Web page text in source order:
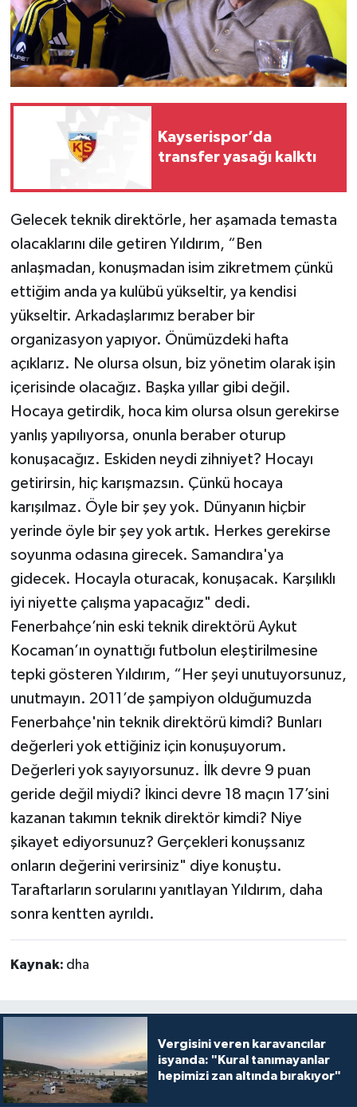
Kayserispor’da
transfer yasağı kalktı
Gelecek teknik direktörle, her aşamada temasta
olacaklarını dile getiren Yıldırım, “Ben
anlaşmadan, konuşmadan isim zikretmem çünkü
ettiğim anda ya kulübü yükseltir, ya kendisi
yükseltir. Arkadaşlarımız beraber bir
organizasyon yapıyor. Önümüzdeki hafta
açıklarız. Ne olursa olsun, biz yönetim olarak işin
içerisinde olacağız. Başka yıllar gibi değil.
Hocaya getirdik, hoca kim olursa olsun gerekirse
yanlış yapılıyorsa, onunla beraber oturup
konuşacağız. Eskiden neydi zihniyet? Hocayı
getirirsin, hiç karışmazsın. Çünkü hocaya
karışılmaz. Öyle bir şey yok. Dünyanın hiçbir
yerinde öyle bir şey yok artık. Herkes gerekirse
soyunma odasına girecek. Samandıra'ya
gidecek. Hocayla oturacak, konuşacak. Karşılıklı
iyi niyette çalışma yapacağız" dedi.
Fenerbahçe’nin eski teknik direktörü Aykut
Kocaman’ın oynattığı futbolun eleştirilmesine
tepki gösteren Yıldırım, “Her şeyi unutuyorsunuz,
unutmayın. 2011’de şampiyon olduğumuzda
Fenerbahçe'nin teknik direktörü kimdi? Bunları
değerleri yok ettiğiniz için konuşuyorum.
Değerleri yok sayıyorsunuz. İlk devre 9 puan
geride değil miydi? İkinci devre 18 maçın 17’sini
kazanan takımın teknik direktör kimdi? Niye
şikayet ediyorsunuz? Gerçekleri konuşsanız
onların değerini verirsiniz" diye konuştu.
Taraftarların sorularını yanıtlayan Yıldırım, daha
sonra kentten ayrıldı.
Kaynak: dha
Vergisini veren karavancılar
isyanda: "Kural tanımayanlar
hepimizi zan altında bırakıyor"